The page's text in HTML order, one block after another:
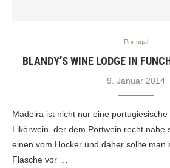
Portugal
BLANDY’S WINE LODGE IN
9. Januar 2014
Madeira ist nicht nur eine
Likörwein, der dem Portwein recht nahe
einen vom Hocker und daher sollte man
Flasche vor …